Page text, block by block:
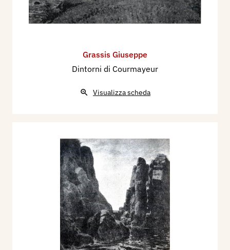
Grassis Giuseppe
Dintorni di Courmayeur
Visualizza scheda